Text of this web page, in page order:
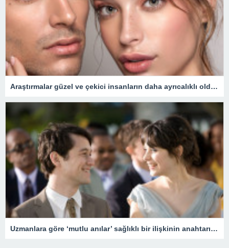
Araştırmalar güzel ve çekici insanların daha ayrıcalıklı olduğunu gösteriyor
Uzmanlara göre ‘mutlu anılar’ sağlıklı bir ilişkinin anahtarı olabilir